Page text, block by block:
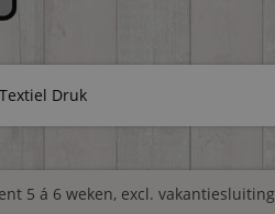
Druk
5 á 6 weken, excl. vakantiesluiting